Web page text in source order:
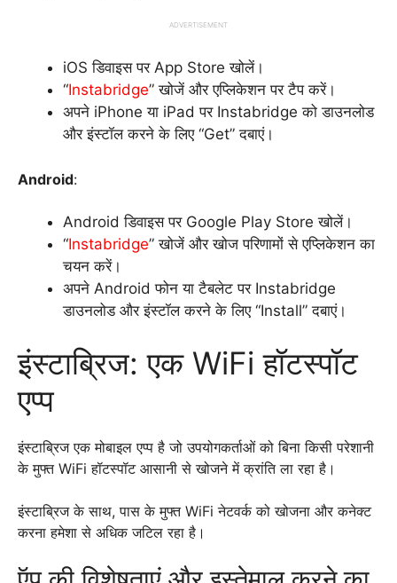
ADVERTISEMENT
iOS डिवाइस पर App Store खोलें।
“Instabridge” खोजें और एप्लिकेशन पर टैप करें।
अपने iPhone या iPad पर Instabridge को डाउनलोड
और इंस्टॉल करने के लिए “Get” दबाएं।
Android:
Android डिवाइस पर Google Play Store खोलें।
“Instabridge” खोजें और खोज परिणामों से एप्लिकेशन का
चयन करें।
अपने Android फोन या टैबलेट पर Instabridge
डाउनलोड और इंस्टॉल करने के लिए “Install” दबाएं।
इंस्टाब्रिज: एक WiFi हॉटस्पॉट
एप्प
इंस्टाब्रिज एक मोबाइल एप्प है जो उपयोगकर्ताओं को बिना किसी परेशानी
के मुफ्त WiFi हॉटस्पॉट आसानी से खोजने में क्रांति ला रहा है।
इंस्टाब्रिज के साथ, पास के मुफ्त WiFi नेटवर्क को खोजना और कनेक्ट
करना हमेशा से अधिक जटिल रहा है।